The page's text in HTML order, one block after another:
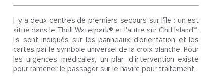
Il y a deux centres de premiers secours sur l'île : un est
situé dans le Thrill Waterpark® et l'autre sur Chill Island℠.
Ils sont indiqués sur les panneaux d'orientation et les
cartes par le symbole universel de la croix blanche. Pour
les urgences médicales, un plan d'intervention existe
pour ramener le passager sur le navire pour traitement.